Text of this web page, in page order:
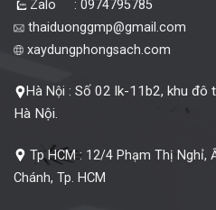
Zalo : 0974795785
thaiduonggmp@gmail.com
xaydungphongsach.com
Hà Nội : Số 02 lk-11b2, khu đô
Hà Nội.
Tp HCM : 12/4 Phạm Thị Nghỉ,
Chánh, Tp. HCM